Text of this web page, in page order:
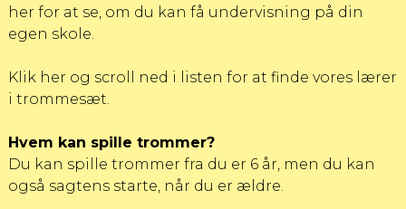
her for at se, om du kan få undervisning på din
egen skole.
Klik her og scroll ned i listen for at finde vores lærer
i trommesæt.
Hvem kan spille trommer?
Du kan spille trommer fra du er 6 år, men du kan
også sagtens starte, når du er ældre.